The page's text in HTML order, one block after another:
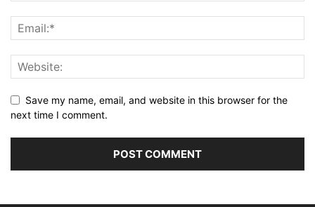
Save my name, email, and website in this browser for the
next time I comment.